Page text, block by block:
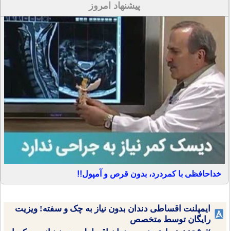
پیشنهاد امروز
خداحافظی با کمردرد، بدون قرص و آمپول!!
ایمپلنت اقساطی دندان بدون نیاز به چک و سفته! ویزیت
رایگان توسط متخصص